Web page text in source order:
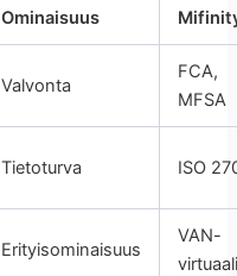
Ominaisuus
Valvonta
FCA,
MFSA
Tietoturva ISO
Erityisominaisuus
VAN-